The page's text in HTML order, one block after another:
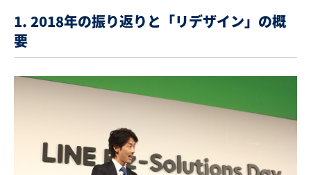
1. 2018年の振り返りと「リデザイン」の概
要